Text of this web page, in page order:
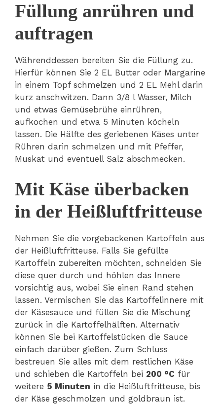
Füllung anrühren und
auftragen
Währenddessen bereiten Sie die Füllung zu.
Hierfür können Sie 2 EL Butter oder Margarine
in einem Topf schmelzen und 2 EL Mehl darin
kurz anschwitzen. Dann 3/8 l Wasser, Milch
und etwas Gemüsebrühe einrühren,
aufkochen und etwa 5 Minuten köcheln
lassen. Die Hälfte des geriebenen Käses unter
Rühren darin schmelzen und mit Pfeffer,
Muskat und eventuell Salz abschmecken.
Mit Käse überbacken
in der Heißluftfritteuse
Nehmen Sie die vorgebackenen Kartoffeln aus
der Heißluftfritteuse. Falls Sie gefüllte
Kartoffeln zubereiten möchten, schneiden Sie
diese quer durch und höhlen das Innere
vorsichtig aus, wobei Sie einen Rand stehen
lassen. Vermischen Sie das Kartoffelinnere mit
der Käsesauce und füllen Sie die Mischung
zurück in die Kartoffelhälften. Alternativ
können Sie bei Kartoffelstücken die Sauce
einfach darüber gießen. Zum Schluss
bestreuen Sie alles mit dem restlichen Käse
und schieben die Kartoffeln bei 200 °C für
weitere 5 Minuten in die Heißluftfritteuse, bis
der Käse geschmolzen und goldbraun ist.